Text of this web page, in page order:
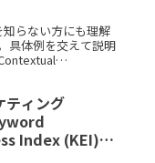
らない方にも理解
具体例を交えて説明
ティング
Index (KEI)